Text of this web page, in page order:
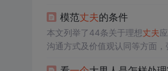
模范丈夫的条件
本文列举了44条关于理想丈夫
沟通方式及价值观认同等方面